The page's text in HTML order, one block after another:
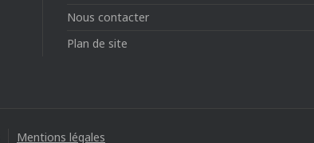
Nous contacter
Plan de site
Mentions légales